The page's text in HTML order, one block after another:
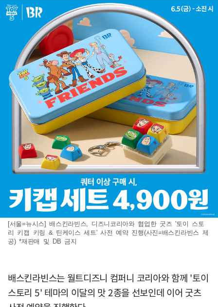
[서울=뉴시스] 배스킨라빈스, 디즈니코리아와 협업한 굿즈 '토이 스토
리 키캡 키링 & 틴케이스 세트' 사전 예약 진행(사진=배스킨라빈스 제
공) *재판매 및 DB 금지
배스킨라빈스는 월트디즈니 컴퍼니 코리아와 함께 '토이
스토리 5' 테마의 이달의 맛 2종을 선보인데 이어 굿츠